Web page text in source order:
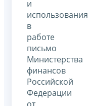
и
использования
в
работе
письмо
Министерства
финансов
Российской
Федерации